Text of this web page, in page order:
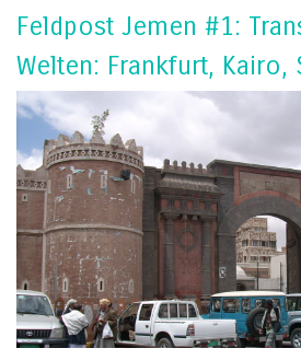
Feldpost Jemen #1:
Welten: Frankfurt, Kairo,